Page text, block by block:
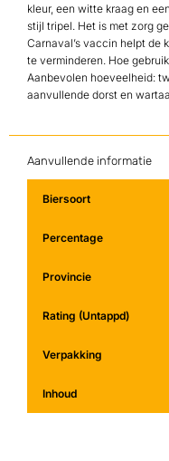
kleur, een witte kraag en
stijl tripel. Het is met zorg
Carnaval’s vaccin helpt de
te verminderen. Hoe
Aanbevolen hoeveelheid:
aanvullende dorst en
Aanvullende informatie
Biersoort
Percentage
Provincie
Rating (Untappd)
Verpakking
Inhoud